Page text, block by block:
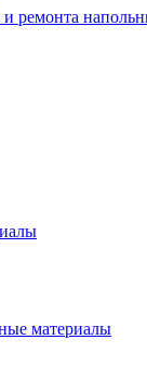
и ремонта
материалы